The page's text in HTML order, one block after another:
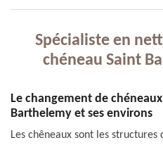
Spécialiste en
chéneau Saint
Le changement de
Barthelemy et ses environs
Les chêneaux sont les